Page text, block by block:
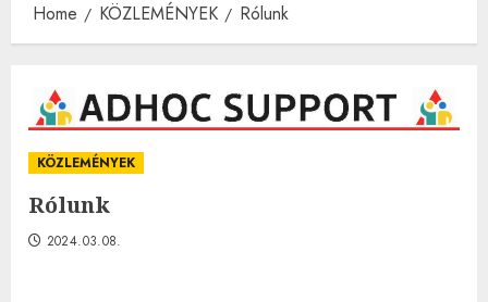
Home KÖZLEMÉNYEK Rólunk
KÖZLEMÉNYEK
Rólunk
2024.03.08.